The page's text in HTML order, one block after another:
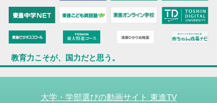
教育力こそが、国力だと思う。
大学・学部選びの動画サイト 東進TV